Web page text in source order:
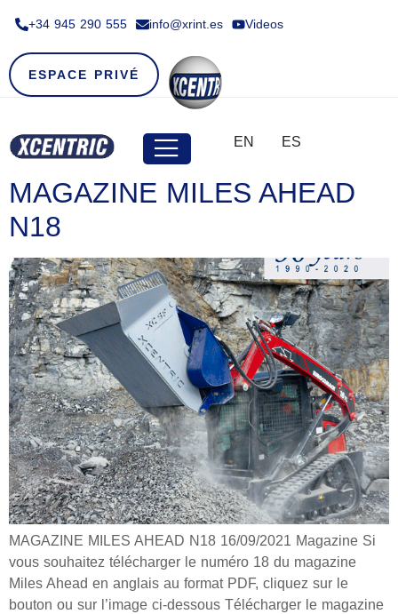
+34 945 290 555​ info@xrint.es Videos
ESPACE PRIVÉ
EN ES
MAGAZINE MILES AHEAD
N18
MAGAZINE MILES AHEAD N18 16/09/2021 Magazine Si
vous souhaitez télécharger le numéro 18 du magazine
Miles Ahead en anglais au format PDF, cliquez sur le
bouton ou sur l’image ci-dessous Télécharger le magazine